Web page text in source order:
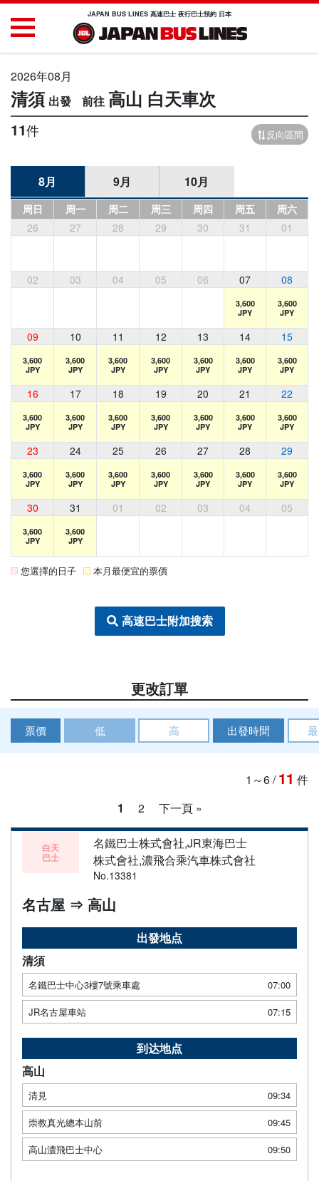
JAPAN BUS LINES 高速巴士 夜行巴士預約 日本
2026年08月
清須 高山 白天車次
11件 反向區間
8月 9月 10月
周日 周一 周二 周三 周四 周五
周六
26
27 28 29 30 31 01
02 03 04 05 06 07 08
3,600
JPY
3,600
JPY
09 10 11 12 13 14 15
3,600
JPY
3,600
JPY
3,600
JPY
3,600
JPY
3,600
JPY
3,600
JPY
3,600
JPY
16 17 18 19 20 21 22
3,600
JPY
3,600
JPY
3,600
JPY
3,600
JPY
3,600
JPY
3,600
JPY
3,600
JPY
23 24 25 26 27 28 29
3,600
JPY
3,600
JPY
3,600
JPY
3,600
JPY
3,600
JPY
3,600
JPY
3,600
JPY
30 31 01 02 03 04 05
3,600
JPY
3,600
JPY
您選擇的日子 本月最便宜的票價
高速巴士附加搜索
更改訂單
票價 低 高 出發時間
1～6/11 件
1
2 下一頁 »
白天
巴士
名鐵巴士株式會社,JR東海巴士
株式會社,濃飛合乘汽車株式會社
No.13381
名古屋 ⇒ 高山
出發地点
清須
名鐵巴士中心3樓7號乘車處
07:00
JR名古屋車站
07:15
到达地点
高山
清見
09:34
崇教真光總本山前
09:45
高山濃飛巴士中心
09:50